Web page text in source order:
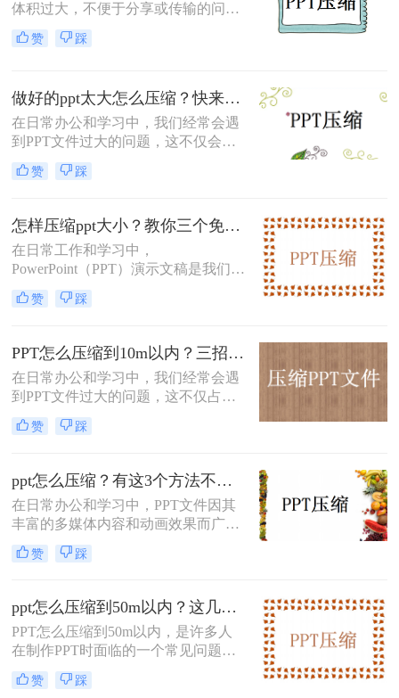
体积过大，不便于分享或传输的问
题。那么怎么压缩PPT文件呢？本文
将介绍三种压缩PPT文件的方法，帮
赞 踩
做好的ppt太大怎么压缩？快来试试这三种压缩方法！
在日常办公和学习中，我们经常会遇
到PPT文件过大的问题，这不仅会占
用大量存储空间，还会影响文件的传
输速度。本文将介绍三种有效的PPT
题。
赞 踩
怎样压缩ppt大小？教你三个免费方法！
在日常工作和学习中，
PowerPoint（PPT）演示文稿是我们表
达观点、分享信息的重要工具。然
而，随着多媒体元素的增加，如高清
积往往会变得异常庞大，这不仅占用
大量的存储空间，还会影响文件的传
输效率。那么怎样压缩ppt大小呢？本
文将介绍几种有效的PPT压缩方法，
帮助你轻松解决这一问题。
赞 踩
PPT怎么压缩到10m以内？三招教你给PPT“瘦身”！
在日常办公和学习中，我们经常会遇
到PPT文件过大的问题，这不仅占用
了大量的存储空间，还可能影响文件
的传输速度。特别是在需要上传到网
制往往令人头疼。那么，如何将PPT
文件压缩到10M以内呢？下面将介绍
三个实用方法。
赞 踩
ppt怎么压缩？有这3个方法不用愁！
在日常办公和学习中，PPT文件因其
丰富的多媒体内容和动画效果而广受
欢迎，但这也导致了文件体积较大，
不便于分享和存储。那么ppt怎么压缩
缩的方法，帮助用户轻松减小文件大
小。
赞 踩
ppt怎么压缩到50m以内？这几招让你的PPT秒瘦身！
PPT怎么压缩到50m以内，是许多人
在制作PPT时面临的一个常见问题。
PPT文件过大不仅会占用电脑的存储
空间，还会导致分享和传输过程中的
赞 踩